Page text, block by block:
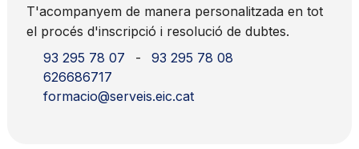
T'acompanyem de manera personalitzada en tot
el procés d'inscripció i resolució de dubtes.
93 295 78 07
-
93 295 78 08
626686717
formacio@serveis.eic.cat